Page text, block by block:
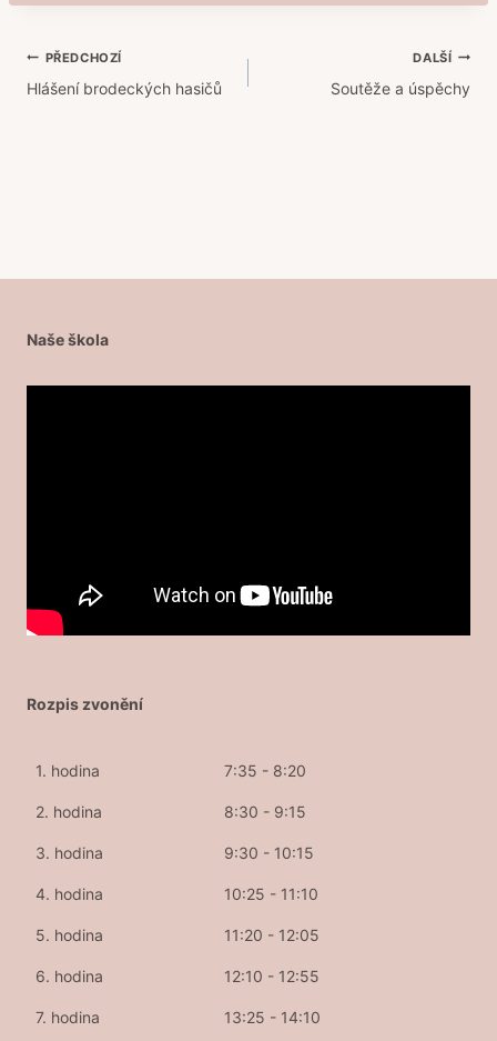
Navigace
pro
PŘEDCHOZÍ
Hlášení brodeckých hasičů
DALŠÍ
Soutěže a úspěchy
Naše škola
Rozpis zvonění
1. hodina 7:35 - 8:20
2. hodina 8:30 - 9:15
3. hodina 9:30 - 10:15
4. hodina 10:25 - 11:10
5. hodina 11:20 - 12:05
6. hodina 12:10 - 12:55
7. hodina 13:25 - 14:10